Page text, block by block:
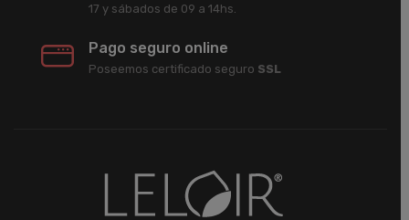
17 y sábados de 09 a 14hs.
Pago seguro online
Poseemos certificado seguro SSL